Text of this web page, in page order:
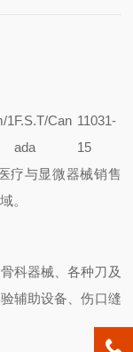
1F.S.T/Can
ada
11031-
15
疗与显微器械销售
。
科器械、各种刀及
辅助设备、伤口缝